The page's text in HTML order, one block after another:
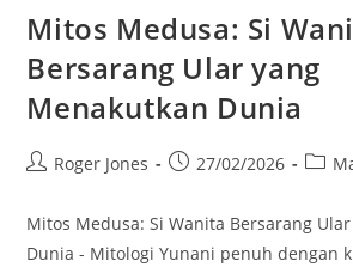
Mitos Medusa: Si
Bersarang Ular yang
Menakutkan Dunia
PostRoger Jones
Post27/02/2026
Post
Mitos Medusa: Si Wanita Bersarang
Dunia - Mitologi Yunani penuh dengan